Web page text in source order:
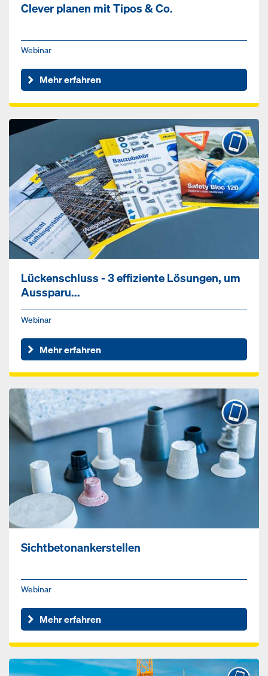
Clever planen mit Tipos & Co.
Webinar
Mehr erfahren
Lückenschluss - 3 effiziente Lösungen, um
Aussparu...
Webinar
Mehr erfahren
Sichtbetonankerstellen
Webinar
Mehr erfahren